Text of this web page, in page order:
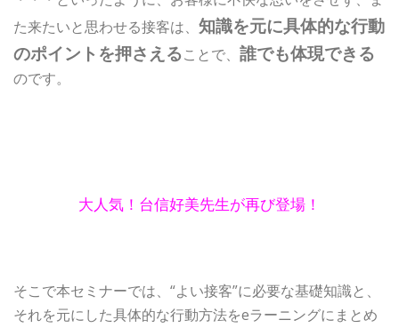
た来たいと思わせる接客は、 知識を元に具体的な行動
のポイントを押さえることで、 誰でも体現できる
のです。
大人気！台信好美先生が再び登場！
そこで本セミナーでは、“よい接客”に必要な基礎知識と、
それを元にした具体的な行動方法をeラーニングにまとめ